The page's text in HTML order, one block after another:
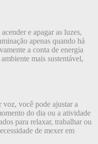
e apagar as luzes,
apenas quando há
a conta de energia
mais sustentável,
você pode ajustar a
do dia ou a atividade
para relaxar, trabalhar ou
de mexer em